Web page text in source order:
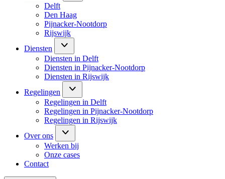
Delft
Den Haag
Pijnacker-Nootdorp
Rijswijk
Diensten
Diensten in Delft
Diensten in Pijnacker-Nootdorp
Diensten in Rijswijk
Regelingen
Regelingen in Delft
Regelingen in Pijnacker-Nootdorp
Regelingen in Rijswijk
Over ons
Werken bij
Onze cases
Contact